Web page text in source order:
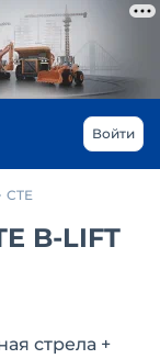
Войти
CTE
B-LIFT
стрела +